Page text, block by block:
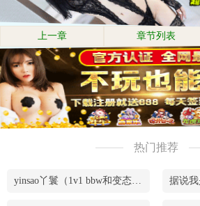
上一章 章节列表
热门推荐
yinsao丫鬟（1v1 bbw和变态腹黑男）